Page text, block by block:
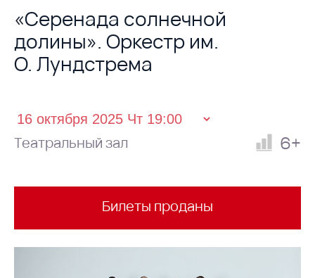
«Серенада солнечной
долины». Оркестр им.
О. Лундстрема
Театральный зал 6+
Билеты проданы